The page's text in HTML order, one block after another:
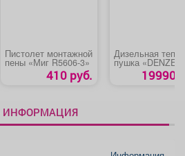
Пистолет монтажной
пены «Миг R5606-3»
410 руб.
Дизельная
пушка «DENZEL
DHG-10»19990
ИНФОРМАЦИЯ